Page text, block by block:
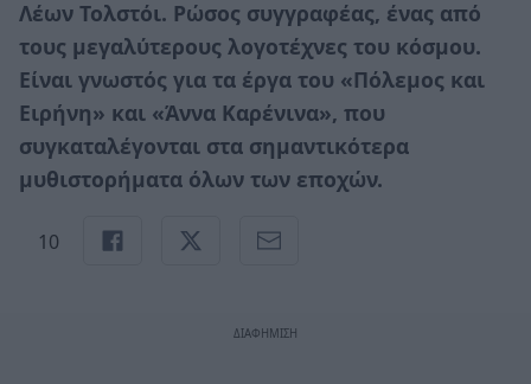
Λέων Τολστόι. Ρώσος συγγραφέας, ένας από
τους μεγαλύτερους λογοτέχνες του κόσμου.
Είναι γνωστός για τα έργα του «Πόλεμος και
Ειρήνη» και «Άννα Καρένινα», που
συγκαταλέγονται στα σημαντικότερα
μυθιστορήματα όλων των εποχών.
10